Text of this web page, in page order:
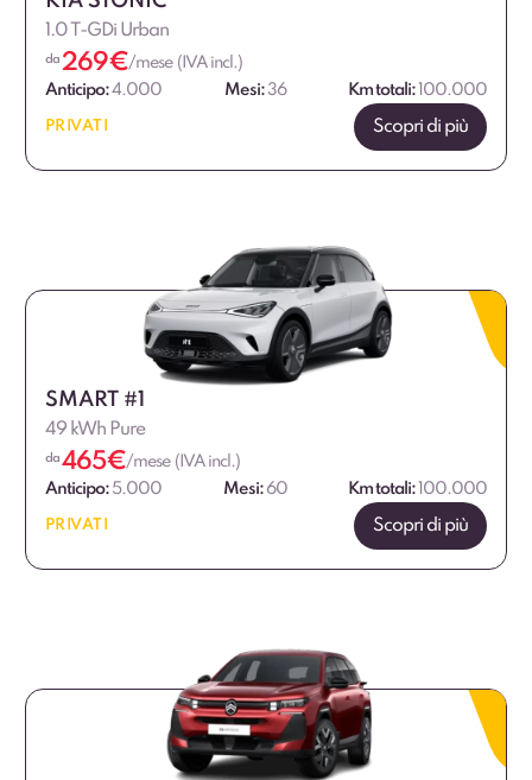
1.0 T-GDi Urban
da 269€/mese (IVA incl.)
Anticipo:4.000 Mesi:36 Km totali: 100.000
PRIVATI Scopri di più
SMART #1
49 kWh Pure
da 465€/mese (IVA incl.)
Anticipo: 5.000 Mesi: 60 Km totali: 100.000
PRIVATI Scopri di più